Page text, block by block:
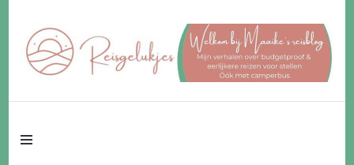
Reisgelukjes –
Reisgeluk voor 2 ♥️ eerlijker ♥️ voor een fijn budget